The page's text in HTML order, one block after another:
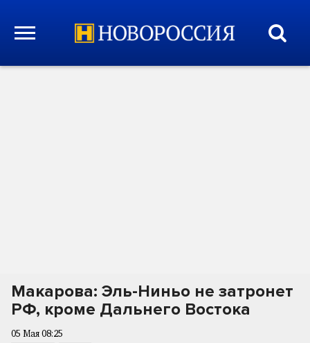
Макарова: Эль-Ниньо не затронет
РФ, кроме Дальнего Востока
05 Мая 08:25